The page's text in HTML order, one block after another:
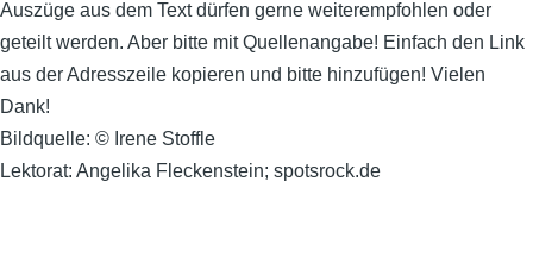
Auszüge aus dem Text dürfen gerne weiterempfohlen oder
geteilt werden. Aber bitte mit Quellenangabe! Einfach den Link
aus der Adresszeile kopieren und bitte hinzufügen! Vielen
Dank!
Bildquelle: © Irene Stoffle
Lektorat: Angelika Fleckenstein; spotsrock.de